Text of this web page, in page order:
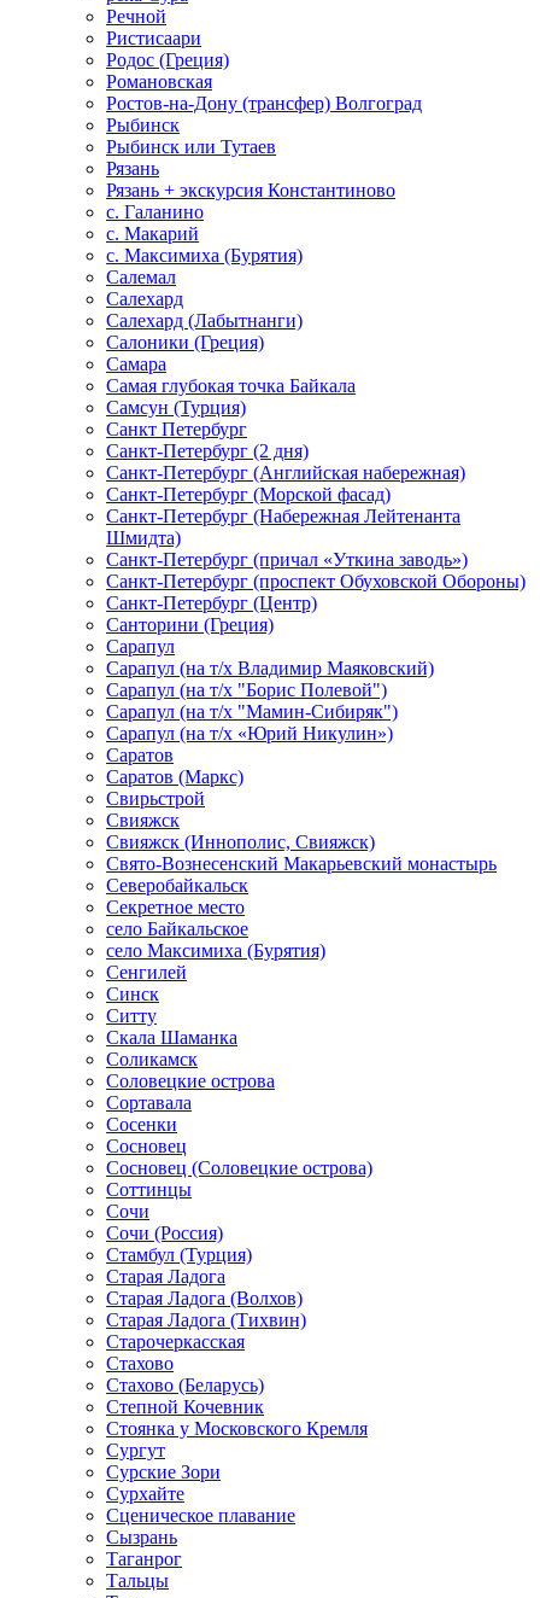
Речной
Ристисаари
Родос (Греция)
Романовская
Ростов-на-Дону (трансфер) Волгоград
Рыбинск
Рыбинск или Тутаев
Рязань
Рязань + экскурсия Константиново
с. Галанино
с. Макарий
с. Максимиха (Бурятия)
Салемал
Салехард
Салехард (Лабытнанги)
Салоники (Греция)
Самара
Самая глубокая точка Байкала
Самсун (Турция)
Санкт Петербург
Санкт-Петербург (2 дня)
Санкт-Петербург (Английская набережная)
Санкт-Петербург (Морской фасад)
Санкт-Петербург (Набережная Лейтенанта
Шмидта)
Санкт-Петербург (причал «Уткина заводь»)
Санкт-Петербург (проспект Обуховской Обороны)
Санкт-Петербург (Центр)
Санторини (Греция)
Сарапул
Сарапул (на т/х Владимир Маяковский)
Сарапул (на т/х "Борис Полевой")
Сарапул (на т/х "Мамин-Сибиряк")
Сарапул (на т/х «Юрий Никулин»)
Саратов
Саратов (Маркс)
Свирьстрой
Свияжск
Свияжск (Иннополис, Свияжск)
Свято-Вознесенский Макарьевский монастырь
Северобайкальск
Секретное место
село Байкальское
село Максимиха (Бурятия)
Сенгилей
Синск
Ситту
Скала Шаманка
Соликамск
Соловецкие острова
Сортавала
Сосенки
Сосновец
Сосновец (Соловецкие острова)
Соттинцы
Сочи
Сочи (Россия)
Стамбул (Турция)
Старая Ладога
Старая Ладога (Волхов)
Старая Ладога (Тихвин)
Старочеркасская
Стахово
Стахово (Беларусь)
Степной Кочевник
Стоянка у Московского Кремля
Сургут
Сурские Зори
Сурхайте
Сценическое плавание
Сызрань
Таганрог
Тальцы